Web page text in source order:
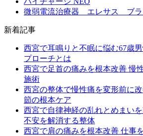
微弱電流治療器 エレサス ブラ
新着記事
西宮で耳鳴りと不眠に悩む67歳
プローチとは
西宮で足首の痛みを根本改善 慢
施術
西宮の整体で慢性痛を変形前に
節の根本ケア
西宮で自律神経の乱れとめまい
不安を解消する整体
西宮で肩の痛みを根本改善 仕事